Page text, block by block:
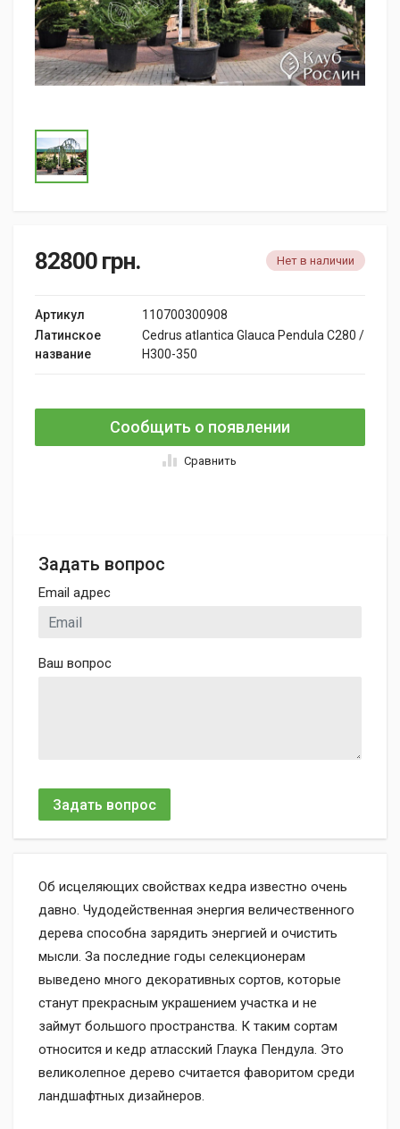
82800 грн. Нет в наличии
Артикул
110700300908
Латинское
название
Cedrus atlantica Glauca Pendula C280 /
H300-350
Сообщить о появлении
Сравнить
Задать вопрос
Email адрес
Ваш вопрос
Задать вопрос
Об исцеляющих свойствах кедра известно очень
давно. Чудодейственная энергия величественного
дерева способна зарядить энергией и очистить
мысли. За последние годы селекционерам
выведено много декоративных сортов, которые
станут прекрасным украшением участка и не
займут большого пространства. К таким сортам
относится и кедр атласский Глаука Пендула. Это
великолепное дерево считается фаворитом среди
ландшафтных дизайнеров.